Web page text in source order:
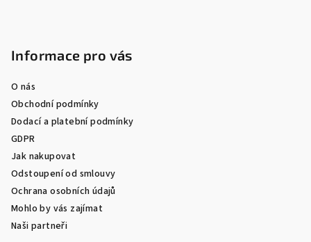
Informace pro vás
O nás
Obchodní podmínky
Dodací a platební podmínky
GDPR
Jak nakupovat
Odstoupení od smlouvy
Ochrana osobních údajů
Mohlo by vás zajímat
Naši partneři